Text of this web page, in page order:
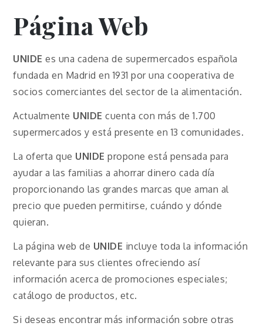
Página Web
UNIDE es una cadena de supermercados española
fundada en Madrid en 1931 por una cooperativa de
socios comerciantes del sector de la alimentación.
Actualmente UNIDE cuenta con más de 1.700
supermercados y está presente en 13 comunidades.
La oferta que UNIDE propone está pensada para
ayudar a las familias a ahorrar dinero cada día
proporcionando las grandes marcas que aman al
precio que pueden permitirse, cuándo y dónde
quieran.
La página web de UNIDE incluye toda la información
relevante para sus clientes ofreciendo así
información acerca de promociones especiales;
catálogo de productos, etc.
Si deseas encontrar más información sobre otras